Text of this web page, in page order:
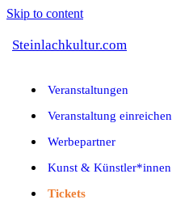
Skip to content
Steinlachkultur.com
Veranstaltungen
Veranstaltung einreichen
Werbepartner
Kunst & Künstler*innen
Tickets